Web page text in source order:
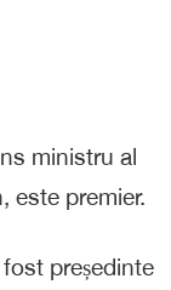
ministru al
este premier.
președinte